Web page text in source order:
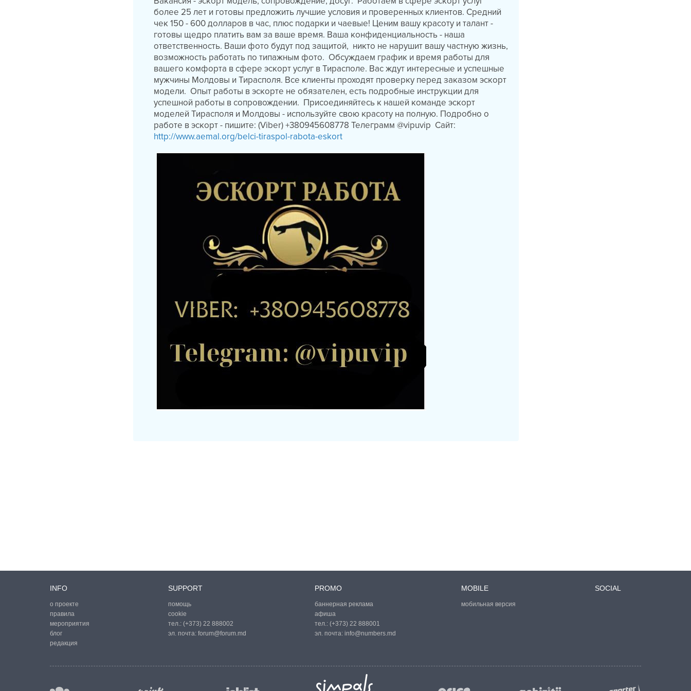
более 25 лет и готовы предложить лучшие условия и проверенных клиентов. Средний
чек 150 - 600 долларов в час, плюс подарки и чаевые! Ценим вашу красоту и талант -
готовы щедро платить вам за ваше время. Ваша конфиденциальность - наша
ответственность. Ваши фото будут под защитой, никто не нарушит вашу частную жизнь,
возможность работать по типажным фото. Обсуждаем график и время работы для
вашего комфорта в сфере эскорт услуг в Тирасполе. Вас ждут интересные и успешные
мужчины Молдовы и Тирасполя. Все клиенты проходят проверку перед заказом эскорт
модели. Опыт работы в эскорте не обязателен, есть подробные инструкции для
успешной работы в сопровождении. Присоединяйтесь к нашей команде эскорт
моделей Тирасполя и Молдовы - используйте свою красоту на полную. Подробно о
работе в эскорт - пишите: (Viber) +380945608778 Телеграмм @vipuvip Сайт:
http://www.aemal.org/belci-tiraspol-rabota-eskort
INFO
о проекте
правила
мероприятия
блог
редакция
SUPPORT
помощь
cookie
тел.: (+373) 22 888002
эл. почта: forum@forum.md
PROMO
баннерная реклама
афиша
тел.: (+373) 22 888001
эл. почта: info@numbers.md
MOBILE
мобильная версия
SOCIAL